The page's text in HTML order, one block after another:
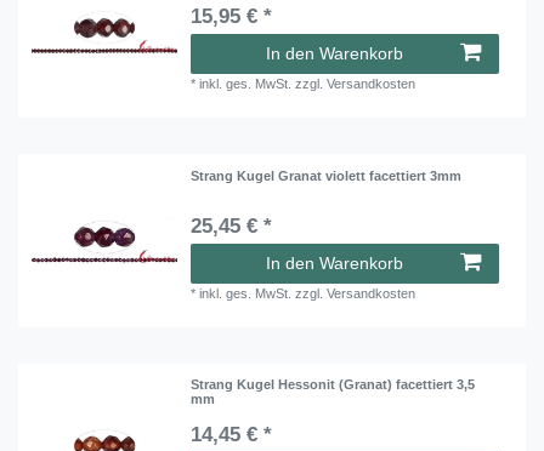
15,95 € *
In den Warenkorb
*inkl. ges. MwSt. zzgl.Versandkosten
Strang Kugel Granat violett facettiert 3mm
25,45 € *
In den Warenkorb
*inkl. ges. MwSt. zzgl.Versandkosten
Strang Kugel Hessonit (Granat) facettiert 3,5
mm
14,45 € *